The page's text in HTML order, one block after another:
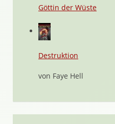
Göttin der Wüste
Destruktion
von Faye Hell